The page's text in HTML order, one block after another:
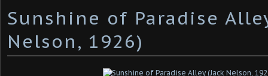
Sunshine of Paradise
Nelson, 1926)